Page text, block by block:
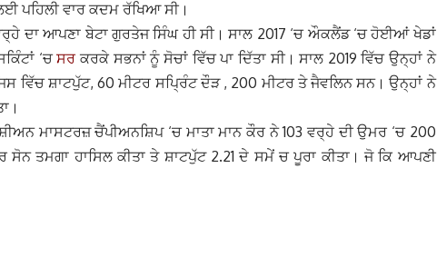
ਪਹਿਲੀ ਵਾਰ ਕਦਮ ਰੱਖਿਆ ਸੀ।
ਦਾ ਆਪਣਾ ਬੇਟਾ ਗੁਰਤੇਜ ਸਿੰਘ ਹੀ ਸੀ। ਸਾਲ 2017 ‘ਚ ਔਕਲੈਂਡ ‘ਚ ਹੋਈਆਂ ਖੇਡਾਂ
‘ਚਸਰਕਰਕੇ ਸਭਨਾਂ ਨੂੰ ਸੋਚਾਂ ਵਿੱਚ ਪਾ ਦਿੱਤਾ ਸੀ। ਸਾਲ 2019 ਵਿੱਚ ਉਨ੍ਹਾਂ ਨੇ
ਵਿੱਚ ਸ਼ਾਟਪੁੱਟ, 60 ਮੀਟਰ ਸਪ੍ਰਿੰਟ ਦੌੜ , 200 ਮੀਟਰ ਤੇ ਜੈਵਲਿਨ ਸਨ। ਉਨ੍ਹਾਂ ਨੇ
ਮਾਸਟਰਜ਼ ਚੈਂਪੀਅਨਸ਼ਿਪ ‘ਚ ਮਾਤਾ ਮਾਨ ਕੌਰ ਨੇ 103 ਵਰ੍ਹੇ ਦੀ ਉਮਰ ‘ਚ 200
ਸੋਨ ਤਮਗਾ ਹਾਸਿਲ ਕੀਤਾ ਤੇ ਸ਼ਾਟਪੁੱਟ 2.21 ਦੇ ਸਮੇਂ ਚ ਪੂਰਾ ਕੀਤਾ। ਜੋ ਕਿ ਆਪਣੀ